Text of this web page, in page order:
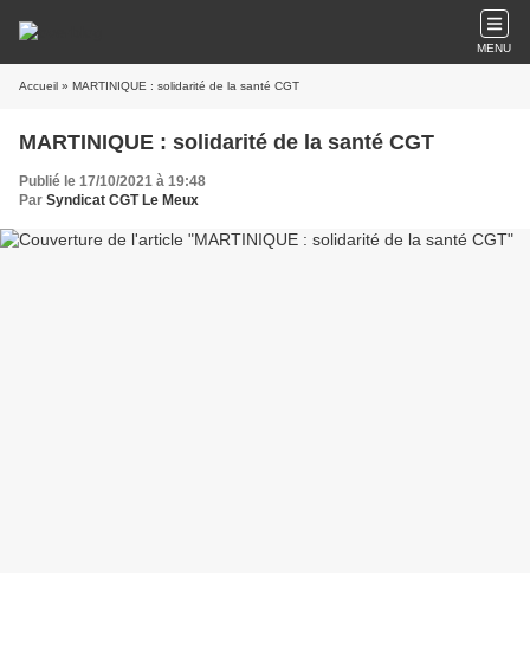
MENU
Accueil » MARTINIQUE : solidarité de la santé CGT
MARTINIQUE : solidarité de la santé CGT
Publié le 17/10/2021 à 19:48
Par Syndicat CGT Le Meux